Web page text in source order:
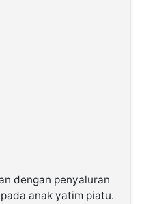
dengan penyaluran
anak yatim piatu.